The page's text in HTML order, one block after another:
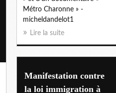
Métro Charonne » -
micheldandelot1
Lire la suite
Manifestation contre
la loi immigration à